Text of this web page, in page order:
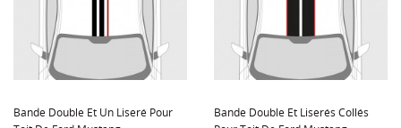
Bande Double Et Un Liseré Pour
Bande Double Et Liserés Collés